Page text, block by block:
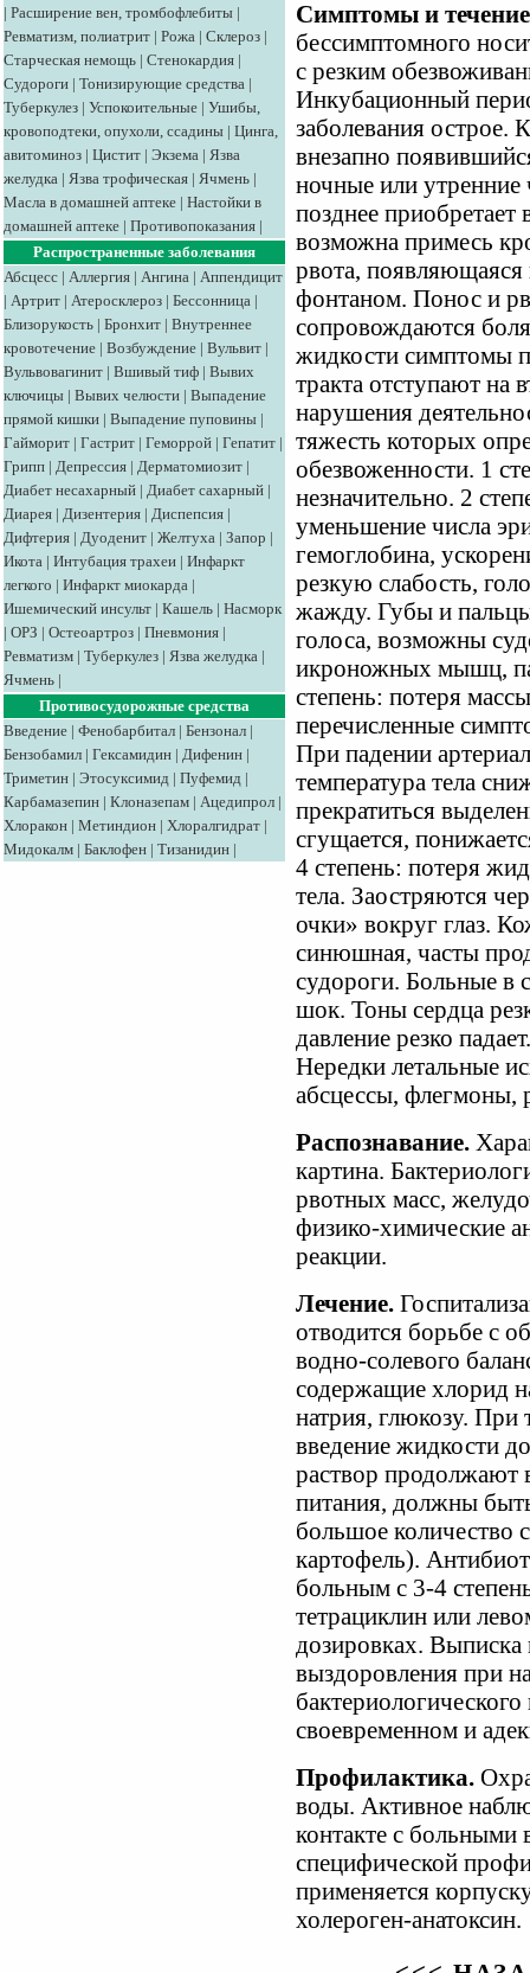
| Расширение вен, тромбофлебиты |
Ревматизм, полиатрит | Рожа | Склероз |
Старческая немощь | Стенокардия |
Судороги | Тонизирующие средства |
Туберкулез | Успокоительные | Ушибы,
кровоподтеки, опухоли, ссадины | Цинга,
авитоминоз | Цистит | Экзема | Язва
желудка | Язва трофическая | Ячмень |
Масла в домашней аптеке | Настойки в
домашней аптеке | Противопоказания |
Распространенные заболевания
Абсцесс | Аллергия | Ангина | Аппендицит
| Артрит | Атеросклероз | Бессонница |
Близорукость | Бронхит | Внутреннее
кровотечение | Возбуждение | Вульвит |
Вульвовагинит | Вшивый тиф | Вывих
ключицы | Вывих челюсти | Выпадение
прямой кишки | Выпадение пуповины |
Гайморит | Гастрит | Геморрой | Гепатит |
Грипп | Депрессия | Дерматомиозит |
Диабет несахарный | Диабет сахарный |
Диарея | Дизентерия | Диспепсия |
Дифтерия | Дуоденит | Желтуха | Запор |
Икота | Интубация трахеи | Инфаркт
легкого | Инфаркт миокарда |
Ишемический инсульт | Кашель | Насморк
| ОРЗ | Остеоартроз | Пневмония |
Ревматизм | Туберкулез | Язва желудка |
Ячмень |
Противосудорожные средства
Введение | Фенобарбитал | Бензонал |
Бензобамил | Гексамидин | Дифенин |
Триметин | Этосуксимид | Пуфемид |
Карбамазепин | Клоназепам | Ацедипрол |
Хлоракон | Метиндион | Хлоралгидрат |
Мидокалм | Баклофен | Тизанидин |
Симптомы и
бессимптомного
с резким
Инкубационный
заболевания острое.
внезапно
ночные или утренние
позднее приобретает
возможна примесь
рвота, появляющаяся
фонтаном. Понос и
сопровождаются
жидкости симптомы
тракта отступают на
нарушения
тяжесть которых
обезвоженности. 1
незначительно. 2
уменьшение числа
гемоглобина,
резкую слабость,
жажду. Губы и
голоса, возможны
икроножных мышц,
степень: потеря
перечисленные
При падении
температура тела
прекратиться
сгущается,
4 степень: потеря
тела. Заостряются
очки» вокруг глаз.
синюшная, часты
судороги. Больные в
шок. Тоны сердца
давление резко
Нередки летальные
абсцессы, флегмоны,
Распознавание.
картина.
рвотных масс,
физико-химические
реакции.
Лечение.
отводится борьбе с
водно-солевого
содержащие хлорид
натрия, глюкозу. При
введение жидкости
раствор продолжают
питания, должны
большое количество
картофель).
больным с 3-4
тетрациклин или
дозировках. Выписка
выздоровления при
своевременном и
Профилактика.
воды. Активное
контакте с больными
специфической
применяется
холероген-анатоксин.